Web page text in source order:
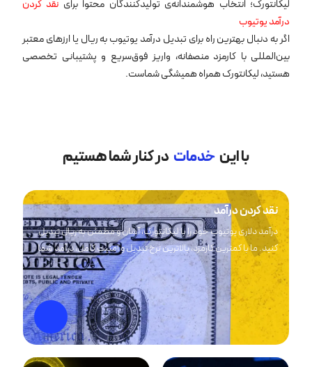
لیکانتورک؛ انتخاب هوشمندانه‌ی تولیدکنندگان محتوا برای نقد کردن
درآمد یوتیوب
اگر به دنبال بهترین راه برای تبدیل درآمد یوتیوب به ریال یا ارزهای معتبر
بین‌المللی با کارمزد منصفانه، واریز فوق‌سریع و پشتیبانی تخصصی
هستید، لیکانتورک همراه همیشگی شماست.
با این خدمات در کنار شما هستیم
نقد کردن درآمد
درآمد دلاری یوتیوب خود را با لیکانتورک، آسان و مطمئن به ریال تبدیل
کنید. ما با کمترین کارمزد، بالاترین نرخ تبدیل و امنیت کامل، درآمد شما
را مستقیماً به حساب بانکی‌تان واریز می‌کنیم. دیگر نگران مشکلات
تبدیل ارز یا تحریم‌ها نباشید.